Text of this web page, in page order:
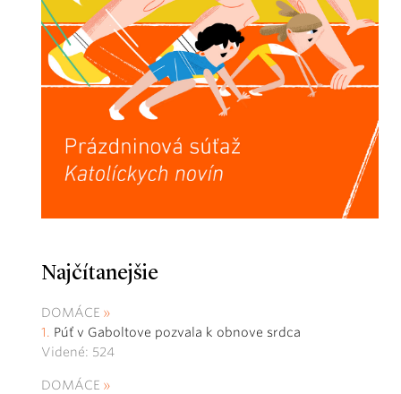
Najčítanejšie
DOMÁCE
Púť v Gaboltove pozvala k obnove srdca
Videné: 524
DOMÁCE